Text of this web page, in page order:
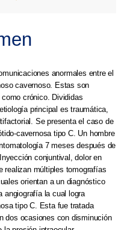
anormales entre el
cavernoso. Estas son
crónico. Divididas
principal es traumática,
Se presenta el caso de
cavernosa tipo C. Un hombre
7 meses después de
conjuntival, dolor en
realizan múltiples tomografías
orientan a un diagnóstico
angiografía la cual logra
tipo C. Esta fue tratada
dos ocasiones con disminución